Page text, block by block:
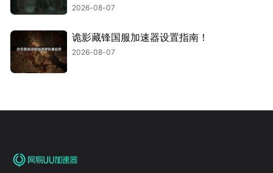
2026-08-07
诡影藏锋国服加速器设置指南！
2026-08-07